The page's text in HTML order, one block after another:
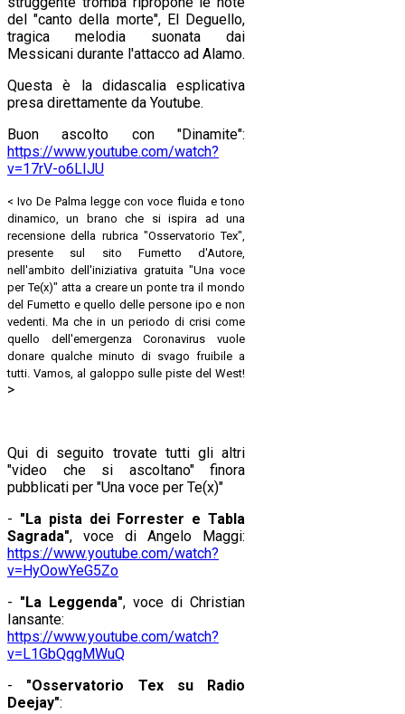
del "canto della morte", El Deguello,
tragica melodia suonata dai
Messicani durante l'attacco ad Alamo.
Questa è la didascalia esplicativa
presa direttamente da Youtube.
Buon ascolto con "Dinamite":
https://www.youtube.com/watch?
v=17rV-o6LIJU
< Ivo De Palma legge con voce fluida e tono
dinamico, un brano che si ispira ad una
recensione della rubrica "Osservatorio Tex",
presente sul sito Fumetto d'Autore,
nell'ambito dell'iniziativa gratuita "Una voce
per Te(x)" atta a creare un ponte tra il mondo
del Fumetto e quello delle persone ipo e non
vedenti. Ma che in un periodo di crisi come
quello dell'emergenza Coronavirus vuole
donare qualche minuto di svago fruibile a
tutti. Vamos, al galoppo sulle piste del West!
>
Qui di seguito trovate tutti gli altri
"video che si ascoltano" finora
pubblicati per "Una voce per Te(x)"
- "La pista dei Forrester e Tabla
Sagrada", voce di Angelo Maggi:
https://www.youtube.com/watch?
v=HyOowYeG5Zo
- "La Leggenda", voce di Christian
Iansante:
https://www.youtube.com/watch?
v=L1GbQqgMWuQ
- "Osservatorio Tex su Radio
Deejay":